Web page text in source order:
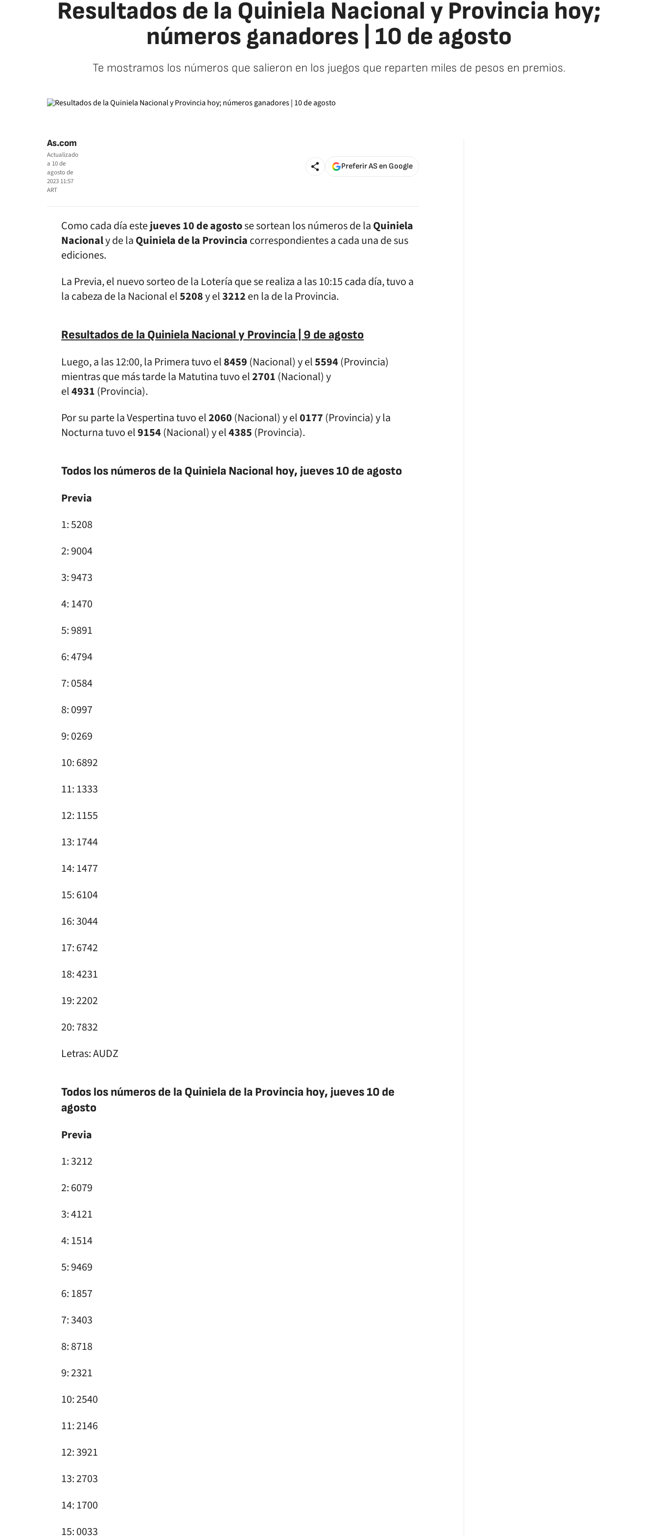
Resultados de la Quiniela Nacional y Provincia hoy;
números ganadores | 10 de agosto
Te mostramos los números que salieron en los juegos que reparten miles de pesos en premios.
As.com
Actualizado
a 10 de
agosto de
2023 11:57
ART
Preferir AS en Google
Como cada día estejueves 10 de agostose sortean los números de laQuiniela
Nacionaly de laQuiniela de la Provinciacorrespondientes a cada una de sus
ediciones.
La Previa, el nuevo sorteo de la Lotería que se realiza a las 10:15 cada día, tuvo a
la cabeza de la Nacional el5208y el3212en la de la Provincia.
Resultados de la Quiniela Nacional y Provincia | 9 de agosto
Luego, a las 12:00, la Primera tuvo el8459(Nacional) y el5594(Provincia)
mientras que más tarde la Matutina tuvo el2701(Nacional) y
el4931(Provincia).
Por su parte la Vespertina tuvo el2060(Nacional) y el0177(Provincia) y la
Nocturna tuvo el9154(Nacional) y el4385(Provincia).
Todos los números de la Quiniela Nacional hoy, jueves 10 de agosto
Previa
1: 5208
2: 9004
3: 9473
4: 1470
5: 9891
6: 4794
7: 0584
8: 0997
9: 0269
10: 6892
11: 1333
12: 1155
13: 1744
14: 1477
15: 6104
16: 3044
17: 6742
18: 4231
19: 2202
20: 7832
Letras: AUDZ
Todos los números de la Quiniela de la Provincia hoy, jueves 10 de
agosto
Previa
1: 3212
2: 6079
3: 4121
4: 1514
5: 9469
6: 1857
7: 3403
8: 8718
9: 2321
10: 2540
11: 2146
12: 3921
13: 2703
14: 1700
15: 0033